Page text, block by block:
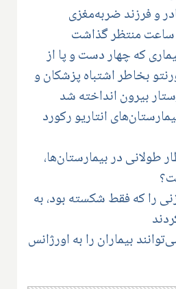
و فرزند ضربه‌مغزی
که چهار دست و پا از
بخاطر اشتباه پزشکان و
بیرون انداخته شد
انتاریو رکورد
طولانی در بیمارستان‌ها،
را که فقط شکسته بود، به
بیماران را به اورژانس